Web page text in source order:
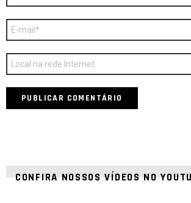
E-
mail
*
Site
CONFIRA NOSSOS VÍDEOS NO